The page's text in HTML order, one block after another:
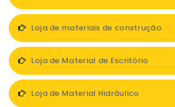
Loja de materiais de construção
Loja de Material de Escritório
Loja de Material Hidráulico